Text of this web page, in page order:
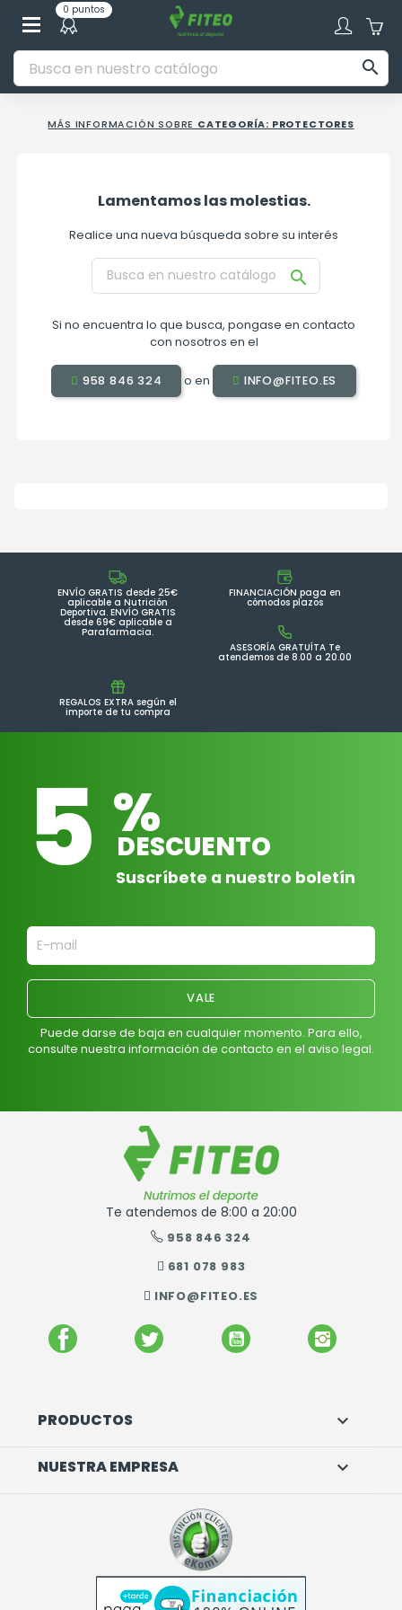
0 puntos

MÁS INFORMACIÓN SOBRE CATEGORÍA: PROTECTORES
Lamentamos las molestias.
Realice una nueva búsqueda sobre su interés

Si no encuentra lo que busca, pongase en contacto
con nosotros en el
958 846 324 o en INFO@FITEO.ES
ENVÍO GRATIS desde 25€
aplicable a Nutrición
Deportiva. ENVÍO GRATIS
desde 69€ aplicable a
Parafarmacia.
FINANCIACIÓN paga en
cómodos plazos
ASESORÍA GRATUÍTA Te
atendemos de 8.00 a 20.00
REGALOS EXTRA según el
importe de tu compra
5 %
DESCUENTO
Suscríbete a nuestro boletín
Puede darse de baja en cualquier momento. Para ello,
consulte nuestra información de contacto en el aviso legal.
Te atendemos de 8:00 a 20:00
958 846 324
681 078 983
INFO@FITEO.ES
FACEBOOK TWITTER YOUTUBE
PRODUCTOS 
NUESTRA EMPRESA 